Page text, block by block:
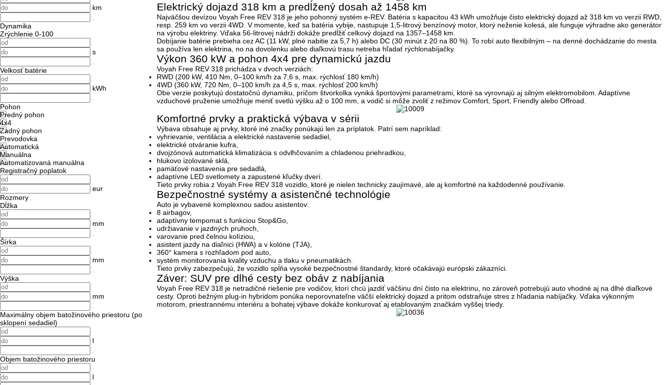
km
Dynamika
Zrýchlenie 0-100
s
Velkosť batérie
kWh
Pohon
Predný pohon
4x4
Zadný pohon
Prevodovka
Automatická
Manuálna
Automatizovaná manuálna
Registračný poplatok
eur
Rozmery
Dĺžka
mm
Šírka
mm
Výška
mm
Maximálny objem batožinového priestoru (po
sklopení sedadiel)
l
Objem batožinového priestoru
l
Elektrický dojazd 318 km a predĺžený dosah až 1458 km
Najväčšou devízou Voyah Free REV 318 je jeho pohonný systém e-REV. Batéria s kapacitou 43 kWh umožňuje čisto elektrický dojazd až 318 km vo verzii RWD,
resp. 259 km vo verzii 4WD. V momente, keď sa batéria vybije, nastupuje 1,5-litrový benzínový motor, ktorý neženie kolesá, ale funguje výhradne ako generátor
na výrobu elektriny. Vďaka 56-litrovej nádrži dokáže predĺžiť celkový dojazd na 1357–1458 km.
Dobíjanie batérie prebieha cez AC (11 kW, plné nabitie za 5,7 h) alebo DC (30 minút z 20 na 80 %). To robí auto flexibilným – na denné dochádzanie do mesta
sa používa len elektrina, no na dovolenku alebo diaľkovú trasu netreba hľadať rýchlonabíjačky.
Výkon 360 kW a pohon 4x4 pre dynamickú jazdu
Voyah Free REV 318 prichádza v dvoch verziách:
RWD (200 kW, 410 Nm, 0–100 km/h za 7,6 s, max. rýchlosť 180 km/h)
4WD (360 kW, 720 Nm, 0–100 km/h za 4,5 s, max. rýchlosť 200 km/h)
Obe verzie poskytujú dostatočnú dynamiku, pričom štvorkolka vyniká športovými parametrami, ktoré sa vyrovnajú aj silným elektromobilom. Adaptívne
vzduchové pruženie umožňuje meniť svetlú výšku až o 100 mm, a vodič si môže zvoliť z režimov Comfort, Sport, Friendly alebo Offroad.
Komfortné prvky a praktická výbava v sérii
Výbava obsahuje aj prvky, ktoré iné značky ponúkajú len za príplatok. Patrí sem napríklad:
vyhrievanie, ventilácia a elektrické nastavenie sedadiel,
elektrické otváranie kufra,
dvojzónová automatická klimatizácia s odvlhčovaním a chladenou priehradkou,
hlukovo izolované sklá,
pamäťové nastavenia pre sedadlá,
adaptívne LED svetlomety a zapustené kľučky dverí.
Tieto prvky robia z Voyah Free REV 318 vozidlo, ktoré je nielen technicky zaujímavé, ale aj komfortné na každodenné používanie.
Bezpečnostné systémy a asistenčné technológie
Auto je vybavené komplexnou sadou asistentov:
8 airbagov,
adaptívny tempomat s funkciou Stop&Go,
udržiavanie v jazdných pruhoch,
varovanie pred čelnou kolíziou,
asistent jazdy na diaľnici (HWA) a v kolóne (TJA),
360° kamera s rozhľadom pod auto,
systém monitorovania kvality vzduchu a tlaku v pneumatikách.
Tieto prvky zabezpečujú, že vozidlo spĺňa vysoké bezpečnostné štandardy, ktoré očakávajú európski zákazníci.
Záver: SUV pre dlhé cesty bez obáv z nabíjania
Voyah Free REV 318 je netradičné riešenie pre vodičov, ktorí chcú jazdiť väčšinu dní čisto na elektrinu, no zároveň potrebujú auto vhodné aj na dlhé diaľkové
cesty. Oproti bežným plug-in hybridom ponúka neporovnateľne väčší elektrický dojazd a pritom odstraňuje stres z hľadania nabíjačky. Vďaka výkonným
motorom, priestrannému interiéru a bohatej výbave dokáže konkurovať aj etablovaným značkám vyššej triedy.